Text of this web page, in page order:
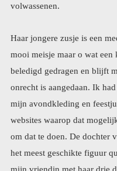
volwassenen.
Haar jongere zusje is een
mooi meisje maar o wat een
beledigd gedragen en blijft
onrecht is aangedaan. Ik had
mijn avondkleding en
websites waarop dat
om dat te doen. De dochter
het meest geschikte figuur
mijn vriendin met haar drie
kleindochters. De kleding
we kleedden samen het
aandacht en dan als ze een
schoenen, sieraden…
poses, ongedwongen en het